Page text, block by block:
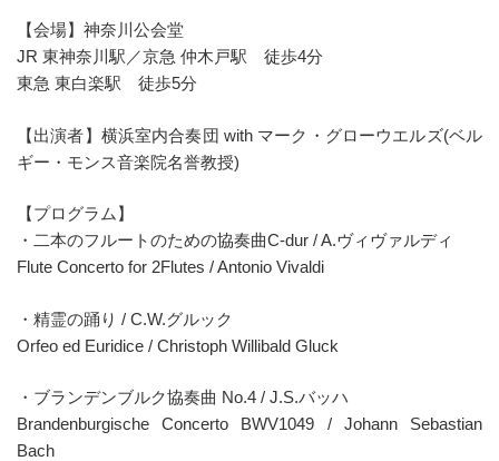
【会場】神奈川公会堂
JR 東神奈川駅／京急 仲木戸駅 徒歩4分
東急 東白楽駅 徒歩5分
【出演者】横浜室内合奏団 with マーク・グローウエルズ(ベル
ギー・モンス音楽院名誉教授)
【プログラム】
・二本のフルートのための協奏曲C-dur / A.ヴィヴァルディ
Flute Concerto for 2Flutes / Antonio Vivaldi
・精霊の踊り / C.W.グルック
Orfeo ed Euridice / Christoph Willibald Gluck
・ブランデンブルク協奏曲 No.4 / J.S.バッハ
Brandenburgische Concerto BWV1049 / Johann Sebastian
Bach